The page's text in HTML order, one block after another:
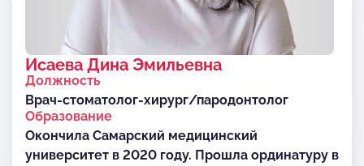
Исаева Дина Эмильевна
Должность
Врач-стоматолог-хирург/пародонтолог
Образование
Окончила Самарский медицинский
университет в 2020 году. Прошла ординатуру в